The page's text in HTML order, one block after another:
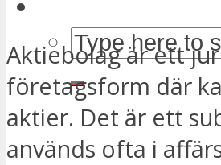
Aktiebolag är ett
företagsform där
aktier. Det är ett
används ofta i